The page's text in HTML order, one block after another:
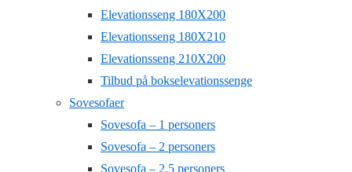
Elevationsseng 180X200
Elevationsseng 180X210
Elevationsseng 210X200
Tilbud på bokselevationssenge
Sovesofaer
Sovesofa – 1 personers
Sovesofa – 2 personers
Sovesofa – 2,5 personers